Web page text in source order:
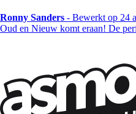
Ronny Sanders - Bewerkt op 24
Oud en Nieuw komt eraan! De
Wil je nog